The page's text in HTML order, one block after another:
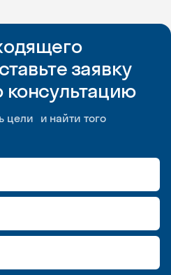
заявку
консультацию
и найти того